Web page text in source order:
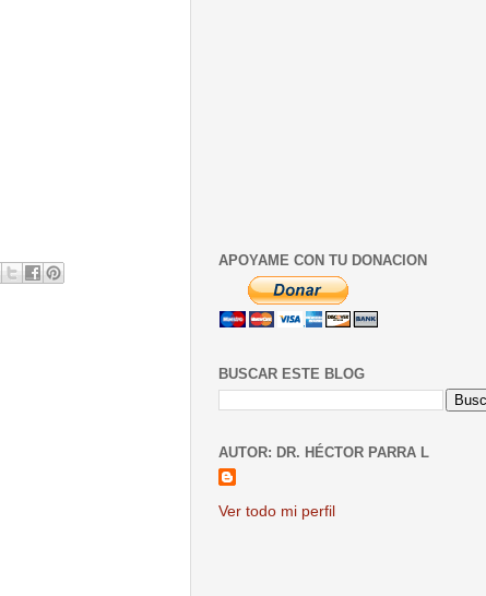
APOYAME CON TU DONACION
BUSCAR ESTE BLOG
AUTOR: DR. HÉCTOR PARRA L
Ver todo mi perfil